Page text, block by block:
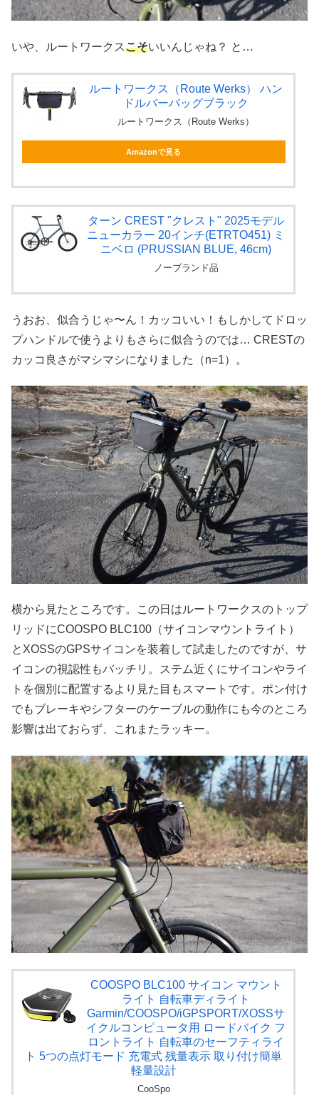
いや、ルートワークスこそいいんじゃね？ と…
ルートワークス（Route Werks） ハン
ドルバーバッグブラック
ルートワークス（Route Werks）
Amazonで見る
ターン CREST "クレスト" 2025モデル
ニューカラー 20インチ(ETRTO451) ミ
ニベロ (PRUSSIAN BLUE, 46cm)
ノーブランド品
うおお、似合うじゃ〜ん！カッコいい！もしかしてドロッ
プハンドルで使うよりもさらに似合うのでは… CRESTの
カッコ良さがマシマシになりました（n=1）。
横から見たところです。この日はルートワークスのトップ
リッドにCOOSPO BLC100（サイコンマウントライト）
とXOSSのGPSサイコンを装着して試走したのですが、サ
イコンの視認性もバッチリ。ステム近くにサイコンやライ
トを個別に配置するより見た目もスマートです。ポン付け
でもブレーキやシフターのケーブルの動作にも今のところ
影響は出ておらず、これまたラッキー。
COOSPO BLC100 サイコン マウント
ライト 自転車ディライト
Garmin/COOSPO/iGPSPORT/XOSSサ
イクルコンピュータ用 ロードバイク フ
ロントライト 自転車のセーフティライ
ト 5つの点灯モード 充電式 残量表示 取り付け簡単
軽量設計
CooSpo